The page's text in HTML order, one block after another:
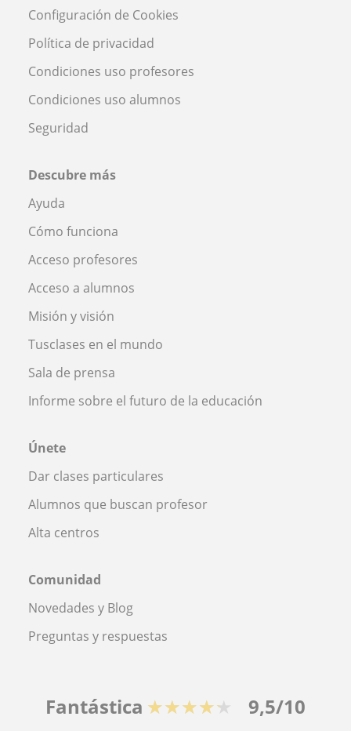
Configuración de Cookies
Política de privacidad
Condiciones uso profesores
Condiciones uso alumnos
Seguridad
Descubre más
Ayuda
Cómo funciona
Acceso profesores
Acceso a alumnos
Misión y visión
Tusclases en el mundo
Sala de prensa
Informe sobre el futuro de la educación
Únete
Dar clases particulares
Alumnos que buscan profesor
Alta centros
Comunidad
Novedades y Blog
Preguntas y respuestas
Fantástica ★★★★★ 9,5/10